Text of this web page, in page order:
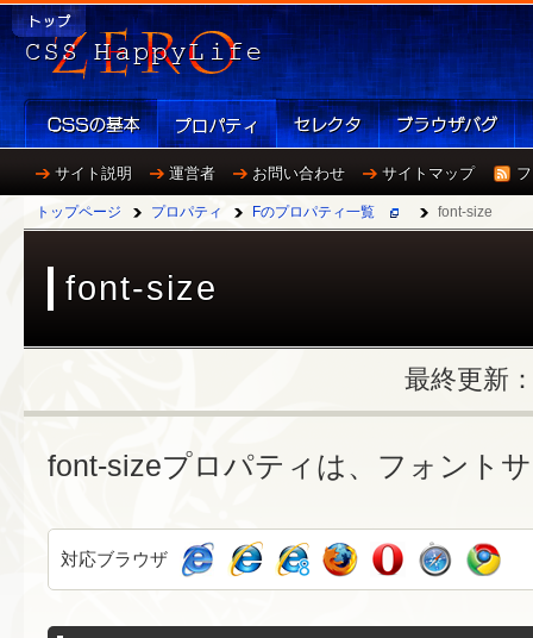
サイト説明 運営者 お問い合わせ サイトマップ
トップページ プロパティ Fのプロパティ一覧 font-size
font-size
最終更新
font-sizeプロパティは、フォント
対応ブラウザ